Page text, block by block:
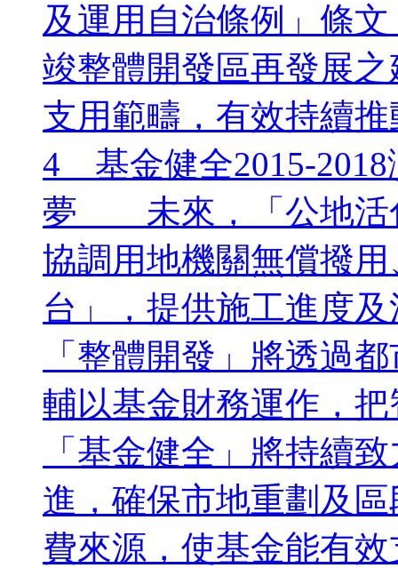
及運用自治條例」條
竣整體開發區再發展
支用範疇，有效持續
4 基金健全2015-2018
夢 未來，「公地活
協調用地機關無償撥
台」，提供施工進度
「整體開發」將透過
輔以基金財務運作，
「基金健全」將持續
進，確保市地重劃及
費來源，使基金能有